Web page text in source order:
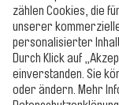
Bitte folgen!